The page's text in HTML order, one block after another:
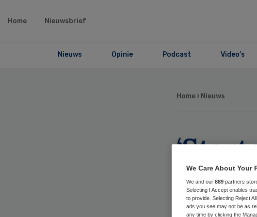
Home Nieuwsbrief
Nieuws Opinie Podcast Video’s
Home › Nieuws
en
We Care About Your
We and our 889 partners
Selecting I Accept enables
to provide. Selecting Reject
ads you see may not be as
any time by clicking the